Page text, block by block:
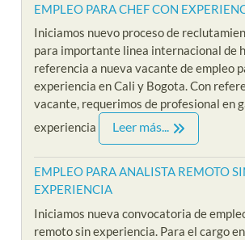
EMPLEO PARA CHEF CON
Iniciamos nuevo proceso de
para importante linea internacional de
referencia a nueva vacante de empleo
experiencia en Cali y Bogota. Con
vacante, requerimos de profesional en
experiencia
Leer más...
EMPLEO PARA ANALISTA REMOTO
EXPERIENCIA
Iniciamos nueva convocatoria de
remoto sin experiencia. Para el cargo